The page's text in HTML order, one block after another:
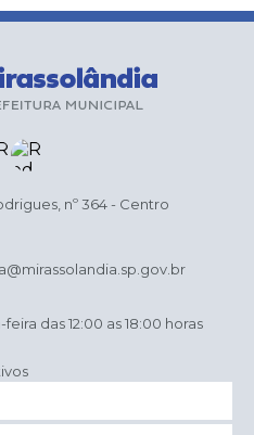
nº 364 - Centro
das 12:00 as 18:00 horas